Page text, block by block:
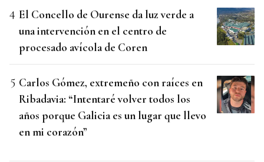
El Concello de Ourense da luz verde a
una intervención en el centro de
procesado avícola de Coren
Carlos Gómez, extremeño con raíces en
Ribadavia: “Intentaré volver todos los
años porque Galicia es un lugar que llevo
en mi corazón”